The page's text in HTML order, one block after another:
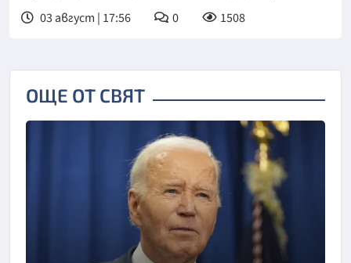
03 август | 17:56 0 1508
ОЩЕ ОТ СВЯТ